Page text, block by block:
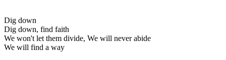
Dig down
Dig down, find faith
We won't let them divide, We will never abide
We will find a way